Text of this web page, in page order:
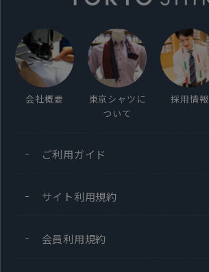
会社概要
東京シャツに
ついて
採用情報
ご利用ガイド
サイト利用規約
会員利用規約